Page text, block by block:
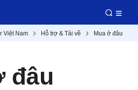
Việt Nam Hỗ trợ & Tải về Mua ở đâu
đâu